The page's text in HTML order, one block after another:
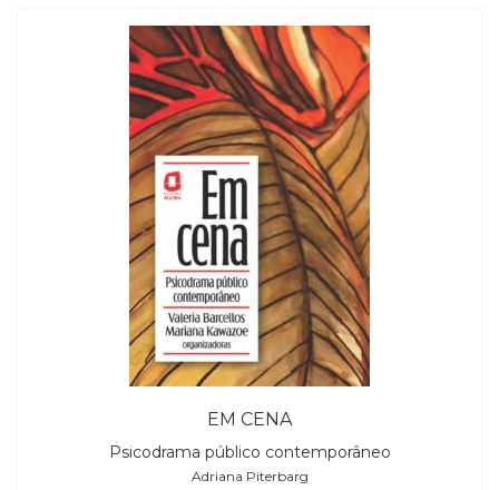
EM CENA
Psicodrama público contemporâneo
Adriana Piterbarg